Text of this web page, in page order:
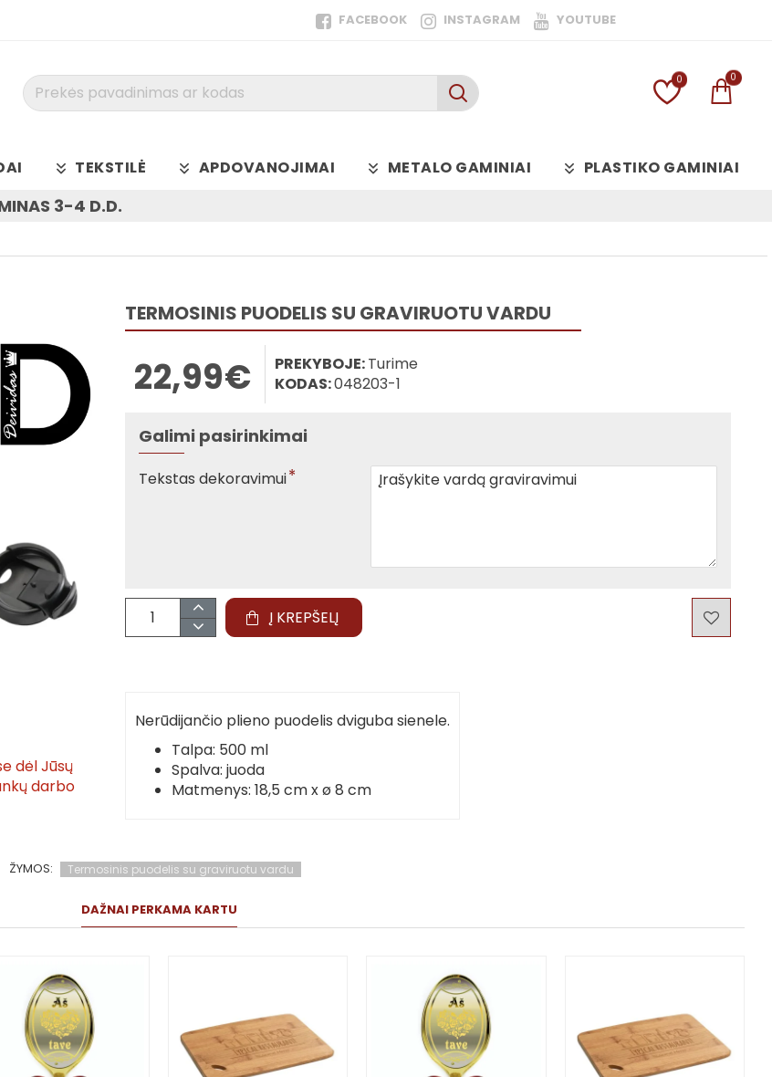
FACEBOOK INSTAGRAM YOUTUBE
Prekės
kodas
0 0
TEKSTILĖ APDOVANOJIMAI METALO GAMINIAI PLASTIKO GAMINIAI
3-4 D.D.
dėl Jūsų
darbo
TERMOSINIS PUODELIS SU GRAVIRUOTU VARDU
22,99€ PREKYBOJE:Turime
KODAS:048203-1
Galimi pasirinkimai
Tekstas dekoravimui
Į KREPŠELĮ
Nerūdijančio plieno puodelis dviguba sienele.
Talpa: 500 ml
Spalva: juoda
Matmenys: 18,5 cm x ø 8 cm
ŽYMOS: Termosinis puodelis su graviruotu vardu
DAŽNAI PERKAMA KARTU